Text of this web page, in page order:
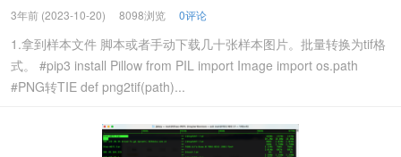
3年前 (2023-10-20) 8098浏览 0评论
1.拿到样本文件 脚本或者手动下载几十张样本图片。批量转换为tif格
式。 #pip3 install Pillow from PIL import Image import os.path
#PNG转TIE def png2tif(path)...